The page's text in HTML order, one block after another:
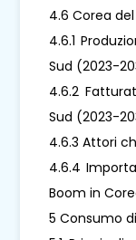
4.6 Corea del
4.6.1
Sud (2023-
4.6.2
Sud (2023-
4.6.3 Attori
4.6.4
Boom in
5 Consumo